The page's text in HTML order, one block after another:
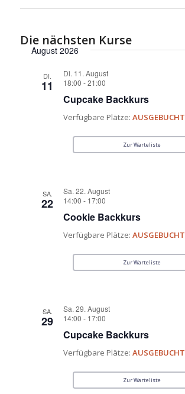
Die nächsten Kurse
August 2026
DI.
11
Di. 11. August
18:00 -21:00
Cupcake Backkurs
Verfügbare Plätze:AUSGEBUCHT
Zur Warteliste
SA.
22
Sa. 22. August
14:00 - 17:00
Cookie Backkurs
Verfügbare Plätze:AUSGEBUCHT
Zur Warteliste
SA.
29
Sa. 29. August
14:00 - 17:00
Cupcake Backkurs
Verfügbare Plätze:AUSGEBUCHT
Zur Warteliste